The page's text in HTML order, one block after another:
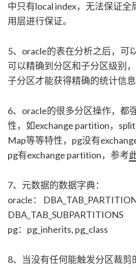
中只有local index，无法保证全
用层进行保证。
5、oracle的表在分析之后，可
可以精确到分区和子分区级别
子分区才能获得精确的统计信息
6、oracle的很多分区操作，都
性，如exchange partition，
Map等等特性，pg没有
pg有exchange partition，参考
7、元数据的数据字典：
oracle：
DBA_TAB_SUBPARTITIONS
pg：pg_inherits, pg_class
8、当没有任何能触发分区裁剪